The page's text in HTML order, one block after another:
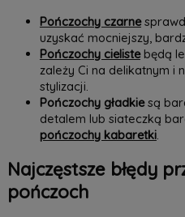
Pończochy czarne
uzyskać mocniejszy,
Pończochy cielistebędą
zależy Ci na delikatnym i
stylizacji.
Pończochy gładkiesą
detalem lub siateczką
pończochy kabaretki.
Najczęstsze błędy
pończoch